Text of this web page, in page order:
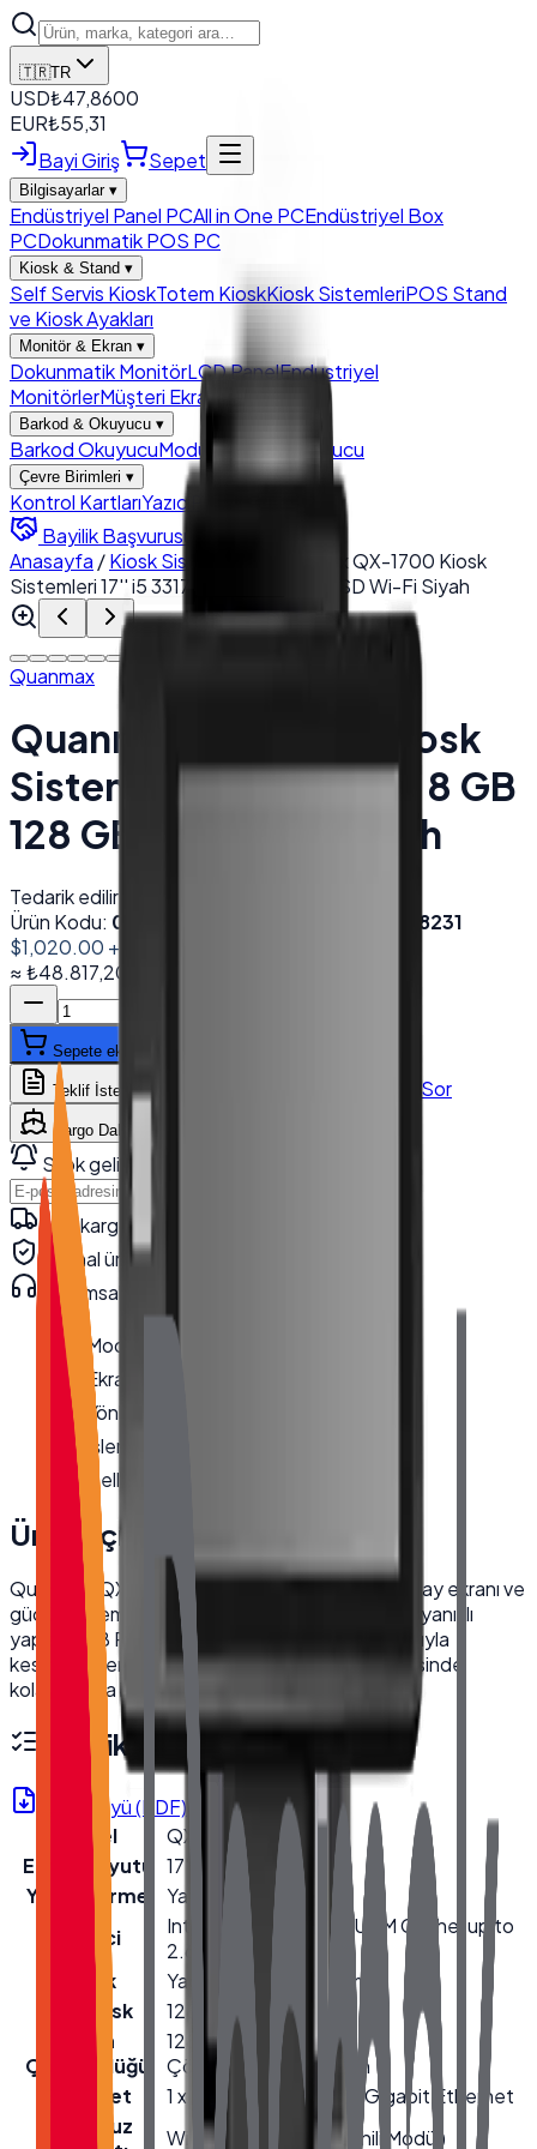
🇹🇷TR
USD₺47,8600
EUR₺55,31
Bayi Giriş
Sepet
Bilgisayarlar ▾
Endüstriyel Panel PCAll in One PCEndüstriyel Box
PCDokunmatik POS PC
Kiosk & Stand ▾
Self Servis KioskTotem KioskKiosk SistemleriPOS Stand
ve Kiosk Ayakları
Monitör & Ekran ▾
Dokunmatik MonitörLCD PanelEndustriyel
MonitörlerMüşteri Ekranları
Barkod & Okuyucu ▾
Barkod OkuyucuModül Barkod Okuyucu
Çevre Birimleri ▾
Kontrol KartlarıYazıcı
Bayilik Başvurusu
Anasayfa /Kiosk Sistemleri
Quanmax QX-1700 Kiosk
Sistemleri 17'' i5 3317U 8 GB 128 GB SSD Wi-Fi Siyah
Quanmax
Quanmax QX-1700 Kiosk
Sistemleri 17'' i5 3317U 8 GB
128 GB SSD Wi-Fi Siyah
Tedarik edilir
Ürün Kodu: 000921
8682520418231
$1,020.00 + KDV
≈₺48.817,20
Sepete ekle
Teklif İste WhatsApp'tan Sor
Kargo Dahil Fiyat Hesapla
Stok gelince haber ver
Hızlı kargo · kurumsal teslimat
Orijinal ürün · garanti
Kurumsal teknik destek
Model
QX-1700
Ekran Boyutu
Yönlendirme
İşlemci
Bellek
Ürün Açıklaması
Quanmax QX-1700 endüstriyel kiosk, 17 inç yatay ekranı ve
güçlü i5 işlemcisi ile iş akışınızı optimize eder. Dayanıklı
yapısı, 8GB RAM ve 128GB SSD depolama alanıyla
kesintisiz performans sunar. Wi-Fi özelliği sayesinde
kolayca ağa bağlanır.
Teknik Özellikler
Ürün Föyü (PDF)
Model
QX-1700
Ekran Boyutu
17''
Yönlendirme
Yatay
İşlemci
Intel® Core™ i5-3317U 3M Cache, up to
2.60 GHz
Bellek
Yageo 8GB DDR3 Ram
Hard Disk
128GB SSD
Ekran
Çözünürlüğü
1280×1024 (SXGA)
Çözünürlük/Resolution
Ethernet
1 x 10/100/1000 Mbps Gigabit Ethernet
Kablosuz
Wi-Fi + Bluetooth (Dahili Modül)